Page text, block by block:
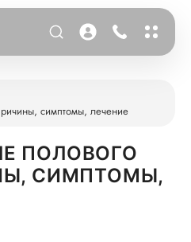
симптомы, лечение
ПОЛОВОГО
СИМПТОМЫ,